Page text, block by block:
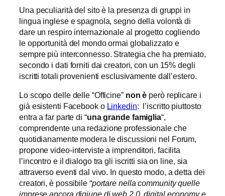
Una peculiarità del sito è la presenza di gruppi in
lingua inglese e spagnola, segno della volontà di
dare un respiro internazionale al progetto cogliendo
le opportunità del mondo ormai globalizzato e
sempre più interconnesso. Strategia che ha premiato,
secondo i dati forniti dai creatori, con un 15% degli
iscritti totali provenienti esclusivamente dall’estero.
Lo scopo delle delle “Officine” non è però replicare i
già esistenti Facebook o Linkedin: l’iscritto piuttosto
entra a far parte di “una grande famiglia“,
comprendente una redazione professionale che
quotidianamente modera le discussioni nel Forum,
propone video-interviste a imprenditori, facilita
l’incontro e il dialogo tra gli iscritti sia on line, sia
attraverso eventi dal vivo. In questo modo, a detta dei
creatori, è possibile “portare nella community quelle
imprese ancora digiune di web 2.0, digital economy e